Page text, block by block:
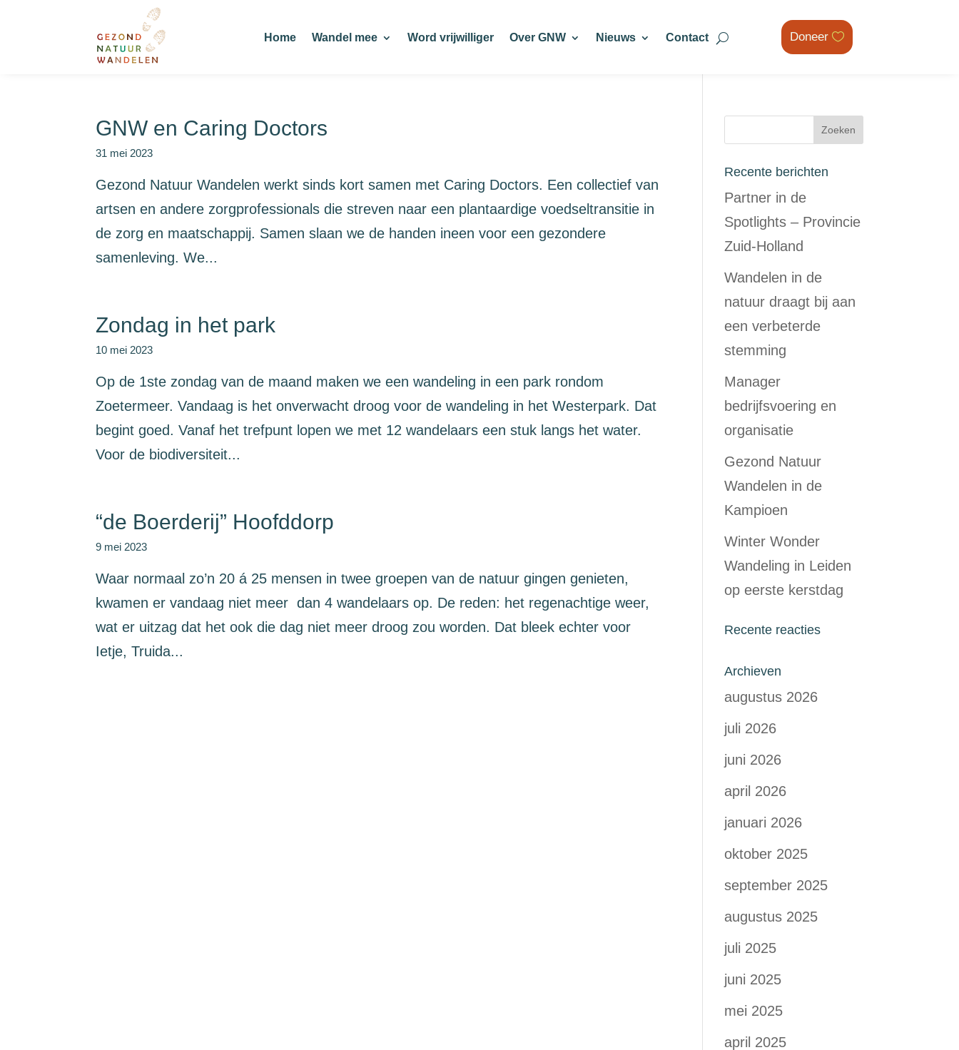
Home Wandel mee Word vrijwilliger Over GNW Nieuws Contact Doneer
GNW en Caring Doctors
31 mei 2023
Gezond Natuur Wandelen werkt sinds kort samen met Caring Doctors. Een collectief van
artsen en andere zorgprofessionals die streven naar een plantaardige voedseltransitie in
de zorg en maatschappij. Samen slaan we de handen ineen voor een gezondere
samenleving. We...
Zondag in het park
10 mei 2023
Op de 1ste zondag van de maand maken we een wandeling in een park rondom
Zoetermeer. Vandaag is het onverwacht droog voor de wandeling in het Westerpark. Dat
begint goed. Vanaf het trefpunt lopen we met 12 wandelaars een stuk langs het water.
Voor de biodiversiteit...
“de Boerderij” Hoofddorp
9 mei 2023
Waar normaal zo’n 20 á 25 mensen in twee groepen van de natuur gingen genieten,
kwamen er vandaag niet meer dan 4 wandelaars op. De reden: het regenachtige weer,
wat er uitzag dat het ook die dag niet meer droog zou worden. Dat bleek echter voor
Ietje, Truida...
Recente berichten
Partner in de
Spotlights – Provincie
Zuid-Holland
Wandelen in de
natuur draagt bij aan
een verbeterde
stemming
Manager
bedrijfsvoering en
organisatie
Gezond Natuur
Wandelen in de
Kampioen
Winter Wonder
Wandeling in Leiden
op eerste kerstdag
Recente reacties
Archieven
augustus 2026
juli 2026
juni 2026
april 2026
januari 2026
oktober 2025
september 2025
augustus 2025
juli 2025
juni 2025
mei 2025
april 2025